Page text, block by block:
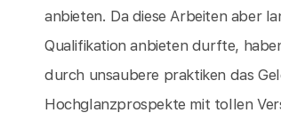
anbieten. Da diese Arbeiten aber
Qualifikation anbieten durfte,
durch unsaubere praktiken das
Hochglanzprospekte mit tollen